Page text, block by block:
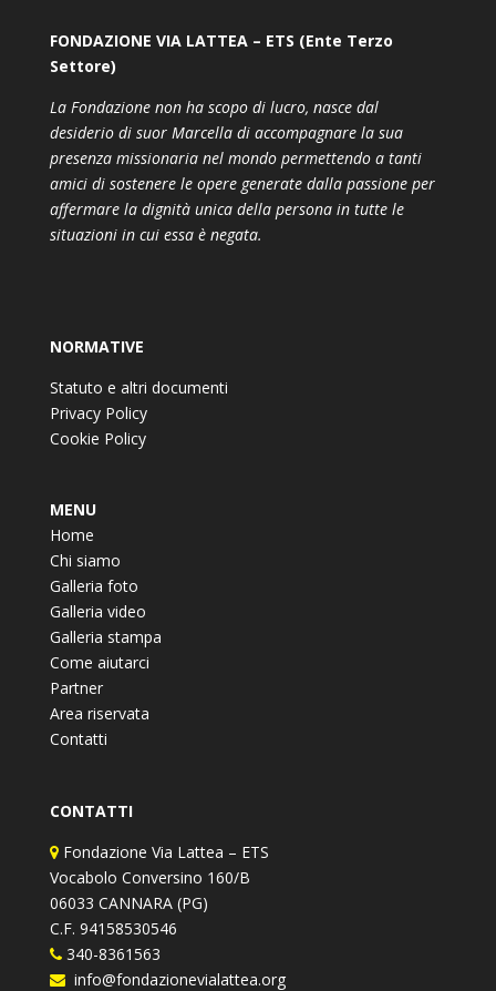
FONDAZIONE VIA LATTEA – ETS (Ente Terzo
Settore)
La Fondazione non ha scopo di lucro, nasce dal
desiderio di suor Marcella di accompagnare la sua
presenza missionaria nel mondo permettendo a tanti
amici di sostenere le opere generate dalla passione per
affermare la dignità unica della persona in tutte le
situazioni in cui essa è negata.
NORMATIVE
Statuto e altri documenti
Privacy Policy
Cookie Policy
MENU
Home
Chi siamo
Galleria foto
Galleria video
Galleria stampa
Come aiutarci
Partner
Area riservata
Contatti
CONTATTI
Fondazione Via Lattea – ETS
Vocabolo Conversino 160/B
06033 CANNARA (PG)
C.F. 94158530546
340-8361563
info@fondazionevialattea.org